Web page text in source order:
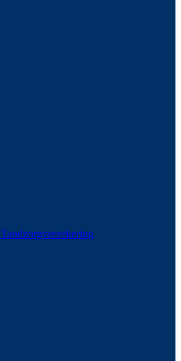
Tandzorgverzekering